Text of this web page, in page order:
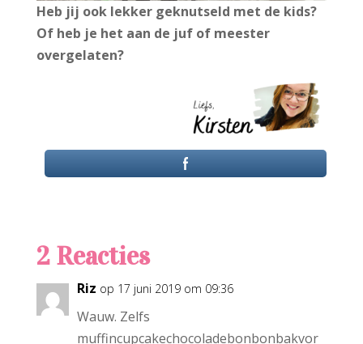
Heb jij ook lekker geknutseld met de kids?
Of heb je het aan de juf of meester
overgelaten?
2 Reacties
Riz op 17 juni 2019 om 09:36
Wauw. Zelfs
muffincupcakechocoladebonbonbakvor